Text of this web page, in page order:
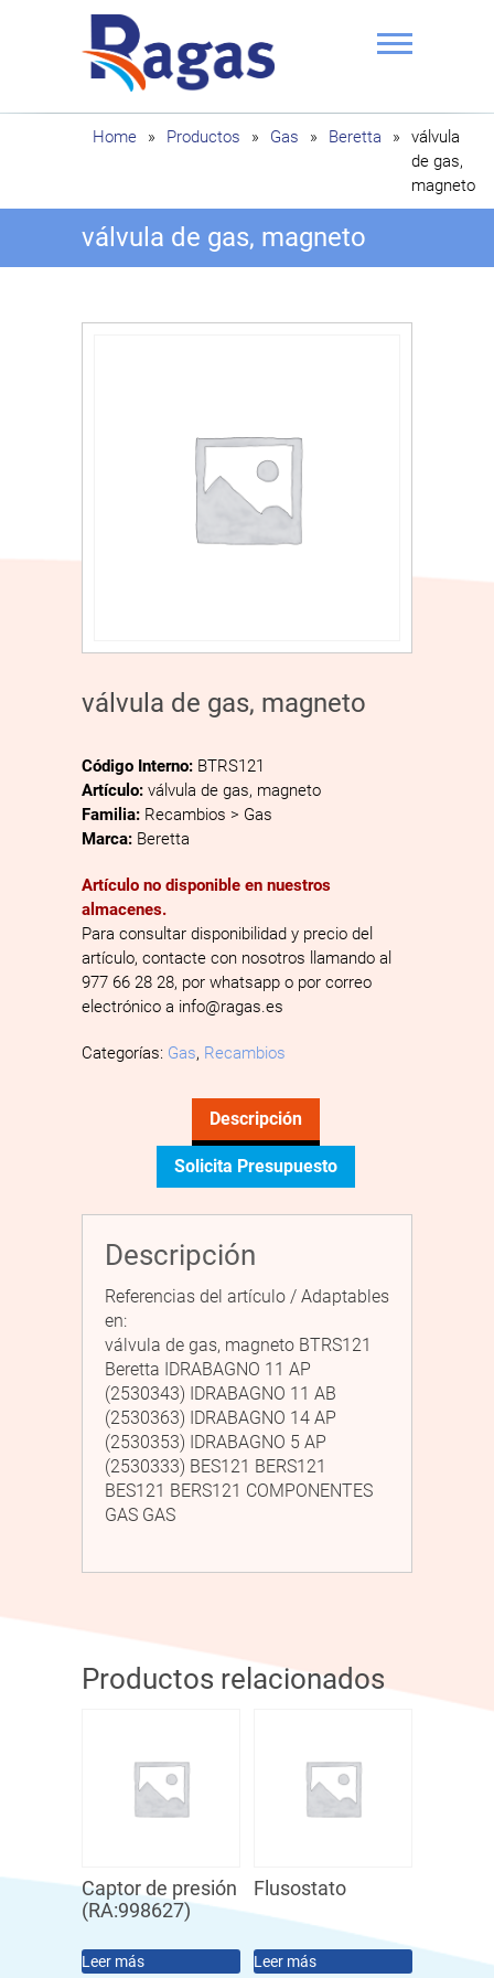
Ragas
Home » Productos » Gas » Beretta »
válvula
de gas,
magneto
válvula de gas, magneto
válvula de gas, magneto
Código Interno: BTRS121
Artículo: válvula de gas, magneto
Familia: Recambios > Gas
Marca: Beretta
Artículo no disponible en nuestros
almacenes.
Para consultar disponibilidad y precio del
artículo, contacte con nosotros llamando al
977 66 28 28, por whatsapp o por correo
electrónico a info@ragas.es
Categorías: Gas, Recambios
Descripción
Solicita Presupuesto
Descripción
Referencias del artículo / Adaptables
en:
válvula de gas, magneto BTRS121
Beretta IDRABAGNO 11 AP
(2530343) IDRABAGNO 11 AB
(2530363) IDRABAGNO 14 AP
(2530353) IDRABAGNO 5 AP
(2530333) BES121 BERS121
BES121 BERS121 COMPONENTES
GAS GAS
Productos relacionados
Captor de presión
(RA:998627)
Leer más
Flusostato
Leer más